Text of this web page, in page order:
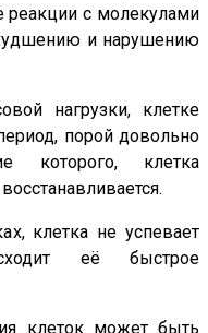
реакции с молекулами
и нарушению
нагрузки, клетке
порой довольно
которого, клетка
клетка не успевает
её быстрое
клеток может быть